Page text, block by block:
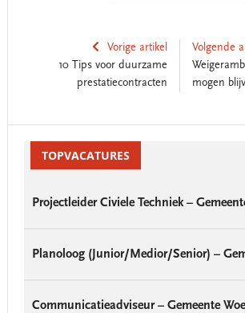
Vorige artikel
10 Tips voor duurzame
prestatiecontracten
Volgende
mogen
Interactions
SidebarTOPVACATURES
Projectleider Civiele Techniek –
Planoloog (Junior/Medior/Senior) –
Communicatieadviseur – Gemeente